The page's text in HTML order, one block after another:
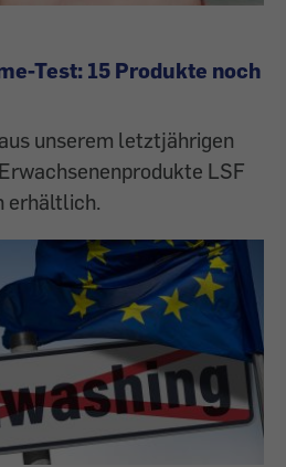
Test: 15 Produkte noch
unserem letztjährigen
LSF
erhältlich.